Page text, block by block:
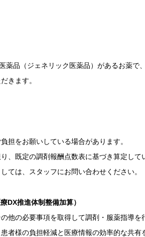
品（ジェネリック医薬品）があるお薬で、
きます。
担をお願いしている場合があります。
、既定の調剤報酬点数表に基づき算定して
ては、スタッフにお問い合わせください。
DX推進体制整備加算）
他の必要事項を取得して調剤・服薬指導を
者様の負担軽減と医療情報の効率的な共有